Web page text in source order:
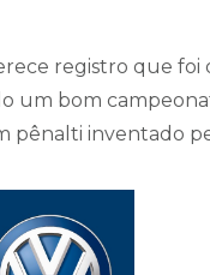
registro que foi
um bom
pênalti inventado